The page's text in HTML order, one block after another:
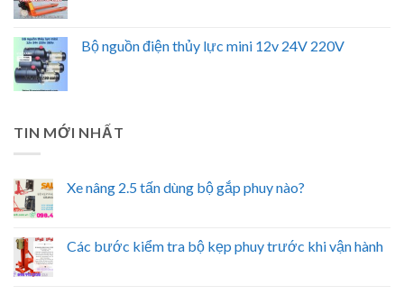
Bộ nguồn điện thủy lực mini 12v 24V 220V
TIN MỚI NHẤT
Xe nâng 2.5 tấn dùng bộ gắp phuy nào?
Các bước kiểm tra bộ kẹp phuy trước khi vận hành